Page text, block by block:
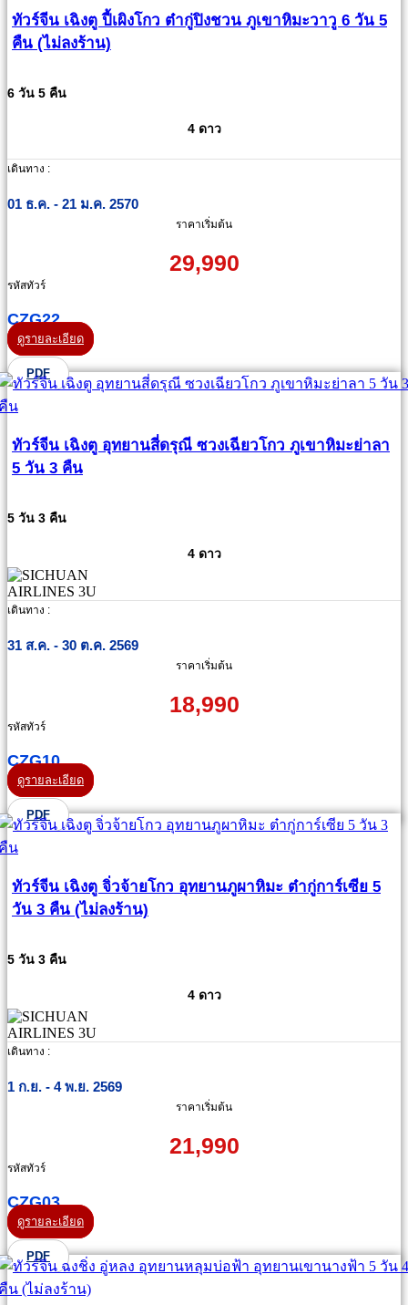
ทัวร์จีน เฉิงตู ปี้เผิงโกว ต๋ากู่ปิงชวน ภูเขาหิมะวาวู 6 วัน 5
คืน (ไม่ลงร้าน)
6 วัน 5 คืน
4 ดาว
เดินทาง :
01 ธ.ค. - 21 ม.ค. 2570
ราคาเริ่มต้น
29,990
รหัสทัวร์
CZG22
ดูรายละเอียด
PDF
ทัวร์จีน เฉิงตู อุทยานสี่ดรุณี ซวงเฉียวโกว ภูเขาหิมะย่าลา
5 วัน 3 คืน
5 วัน 3 คืน
4 ดาว
เดินทาง :
31 ส.ค. - 30 ต.ค. 2569
ราคาเริ่มต้น
18,990
รหัสทัวร์
CZG10
ดูรายละเอียด
PDF
ทัวร์จีน เฉิงตู จิ่วจ้ายโกว อุทยานภูผาหิมะ ต๋ากู่การ์เซีย 5
วัน 3 คืน (ไม่ลงร้าน)
5 วัน 3 คืน
4 ดาว
เดินทาง :
1 ก.ย. - 4 พ.ย. 2569
ราคาเริ่มต้น
21,990
รหัสทัวร์
CZG03
ดูรายละเอียด
PDF